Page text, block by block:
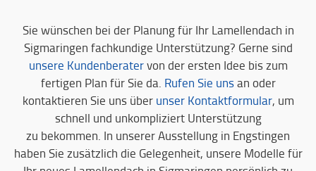
Sie wünschen bei der Planung für Ihr Lamellendach in
Sigmaringen fachkundige Unterstützung? Gerne sind
unsere Kundenberatervon der ersten Idee bis zum
fertigen Plan für Sie da. Rufen Sie unsan oder
kontaktieren Sie uns über unser Kontaktformular, um
schnell und unkompliziert Unterstützung
zu bekommen. In unserer Ausstellung in Engstingen
haben Sie zusätzlich die Gelegenheit, unsere Modelle für